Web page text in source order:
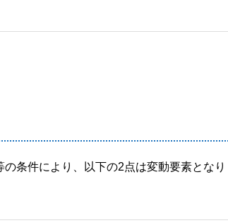
条件により、以下の2点は変動要素とな